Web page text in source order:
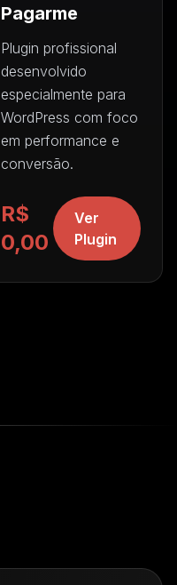
Pagarme
Plugin profissional
desenvolvido
especialmente para
WordPress com foco
em performance e
conversão.
R$
0,00
Ver
Plugin